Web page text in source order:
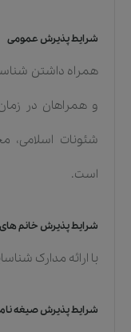
شرایط پذیرش عمومی
همراه داشتن
و همراهان در
شئونات اسلامی،
است.
شرایط پذیرش خانم های
با ارائه مدارک
شرایط پذیرش صیغه